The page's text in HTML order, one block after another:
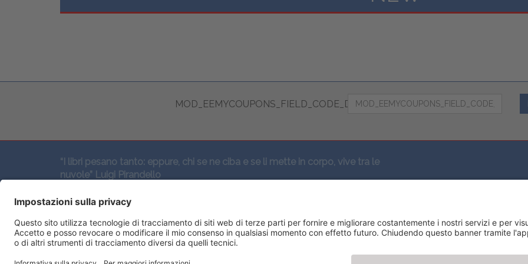
MOD_EEMYCOUPONS_FIELD_CODE_DESC
“I libri pesano tanto: eppure, chi se ne ciba e se li mette in corpo, vive tra le
nuvole” Luigi Pirandello
SEGUICI QUI: